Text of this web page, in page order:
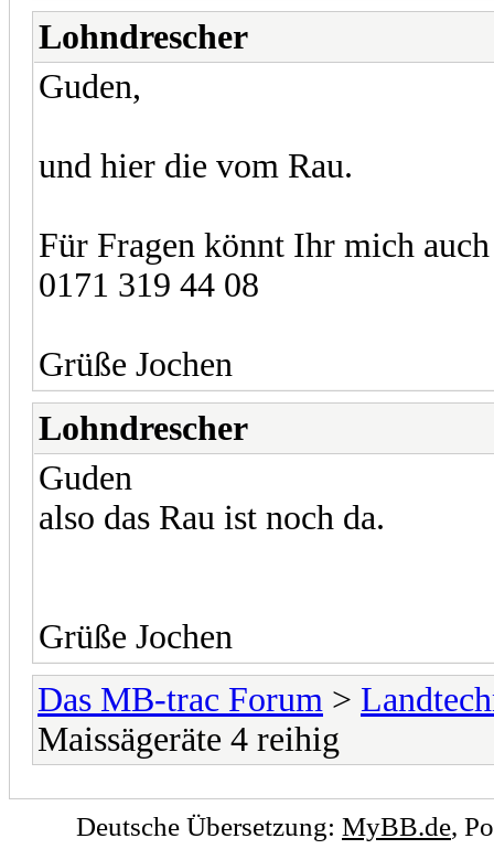
Lohndrescher
Guden,
und hier die vom Rau.
Für Fragen könnt Ihr mich
0171 319 44 08
Grüße Jochen
Lohndrescher
Guden
also das Rau ist noch da.
Grüße Jochen
Das MB-trac Forum >
Maissägeräte 4 reihig
Deutsche Übersetzung: MyBB.de,